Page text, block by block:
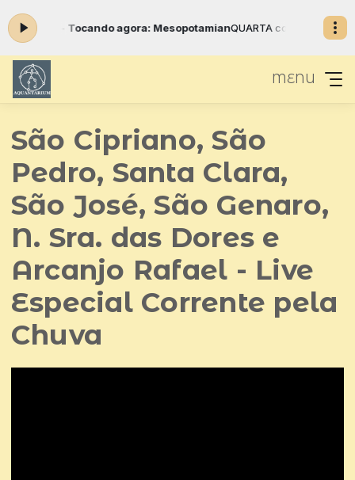
23:59 - Tocando agora: MesopotamianQUARTA com
MENU
São Cipriano, São
Pedro, Santa Clara,
São José, São Genaro,
N. Sra. das Dores e
Arcanjo Rafael - Live
Especial Corrente pela
Chuva